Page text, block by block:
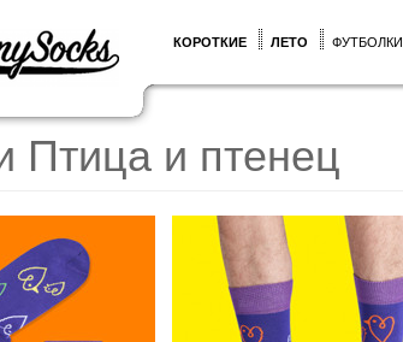
КОРОТКИЕ ЛЕТО ФУТБОЛКИ
Птица и птенец